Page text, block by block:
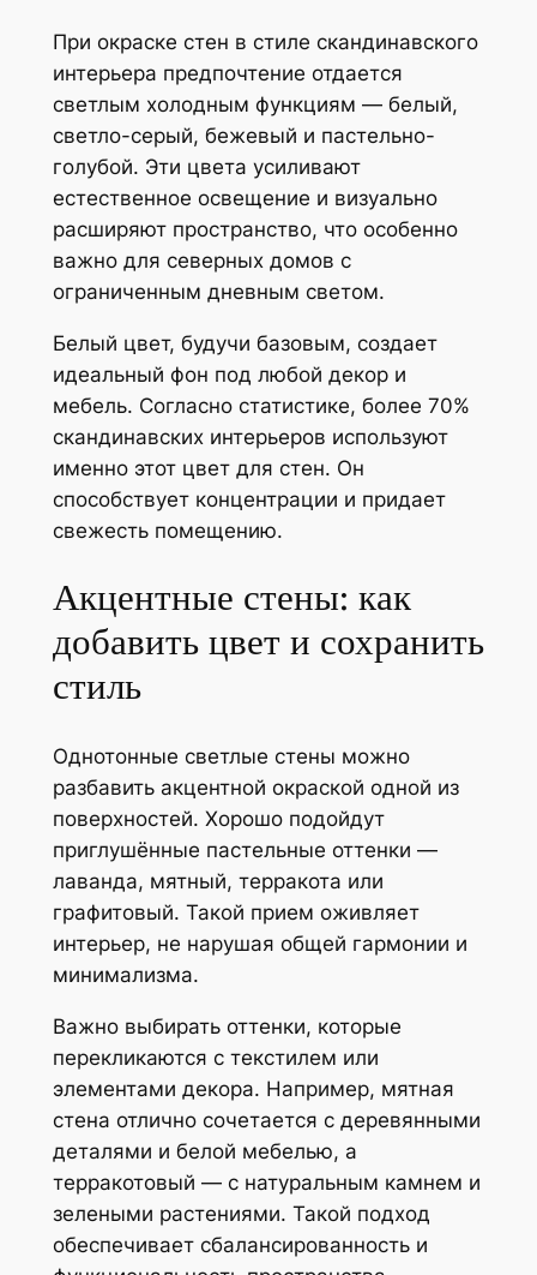
При окраске стен в стиле скандинавского
интерьера предпочтение отдается
светлым холодным функциям — белый,
светло-серый, бежевый и пастельно-
голубой. Эти цвета усиливают
естественное освещение и визуально
расширяют пространство, что особенно
важно для северных домов с
ограниченным дневным светом.
Белый цвет, будучи базовым, создает
идеальный фон под любой декор и
мебель. Согласно статистике, более 70%
скандинавских интерьеров используют
именно этот цвет для стен. Он
способствует концентрации и придает
свежесть помещению.
Акцентные стены: как
добавить цвет и сохранить
стиль
Однотонные светлые стены можно
разбавить акцентной окраской одной из
поверхностей. Хорошо подойдут
приглушённые пастельные оттенки —
лаванда, мятный, терракота или
графитовый. Такой прием оживляет
интерьер, не нарушая общей гармонии и
минимализма.
Важно выбирать оттенки, которые
перекликаются с текстилем или
элементами декора. Например, мятная
стена отлично сочетается с деревянными
деталями и белой мебелью, а
терракотовый — с натуральным камнем и
зелеными растениями. Такой подход
обеспечивает сбалансированность и